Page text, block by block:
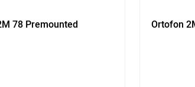
78 Premounted Ortofon